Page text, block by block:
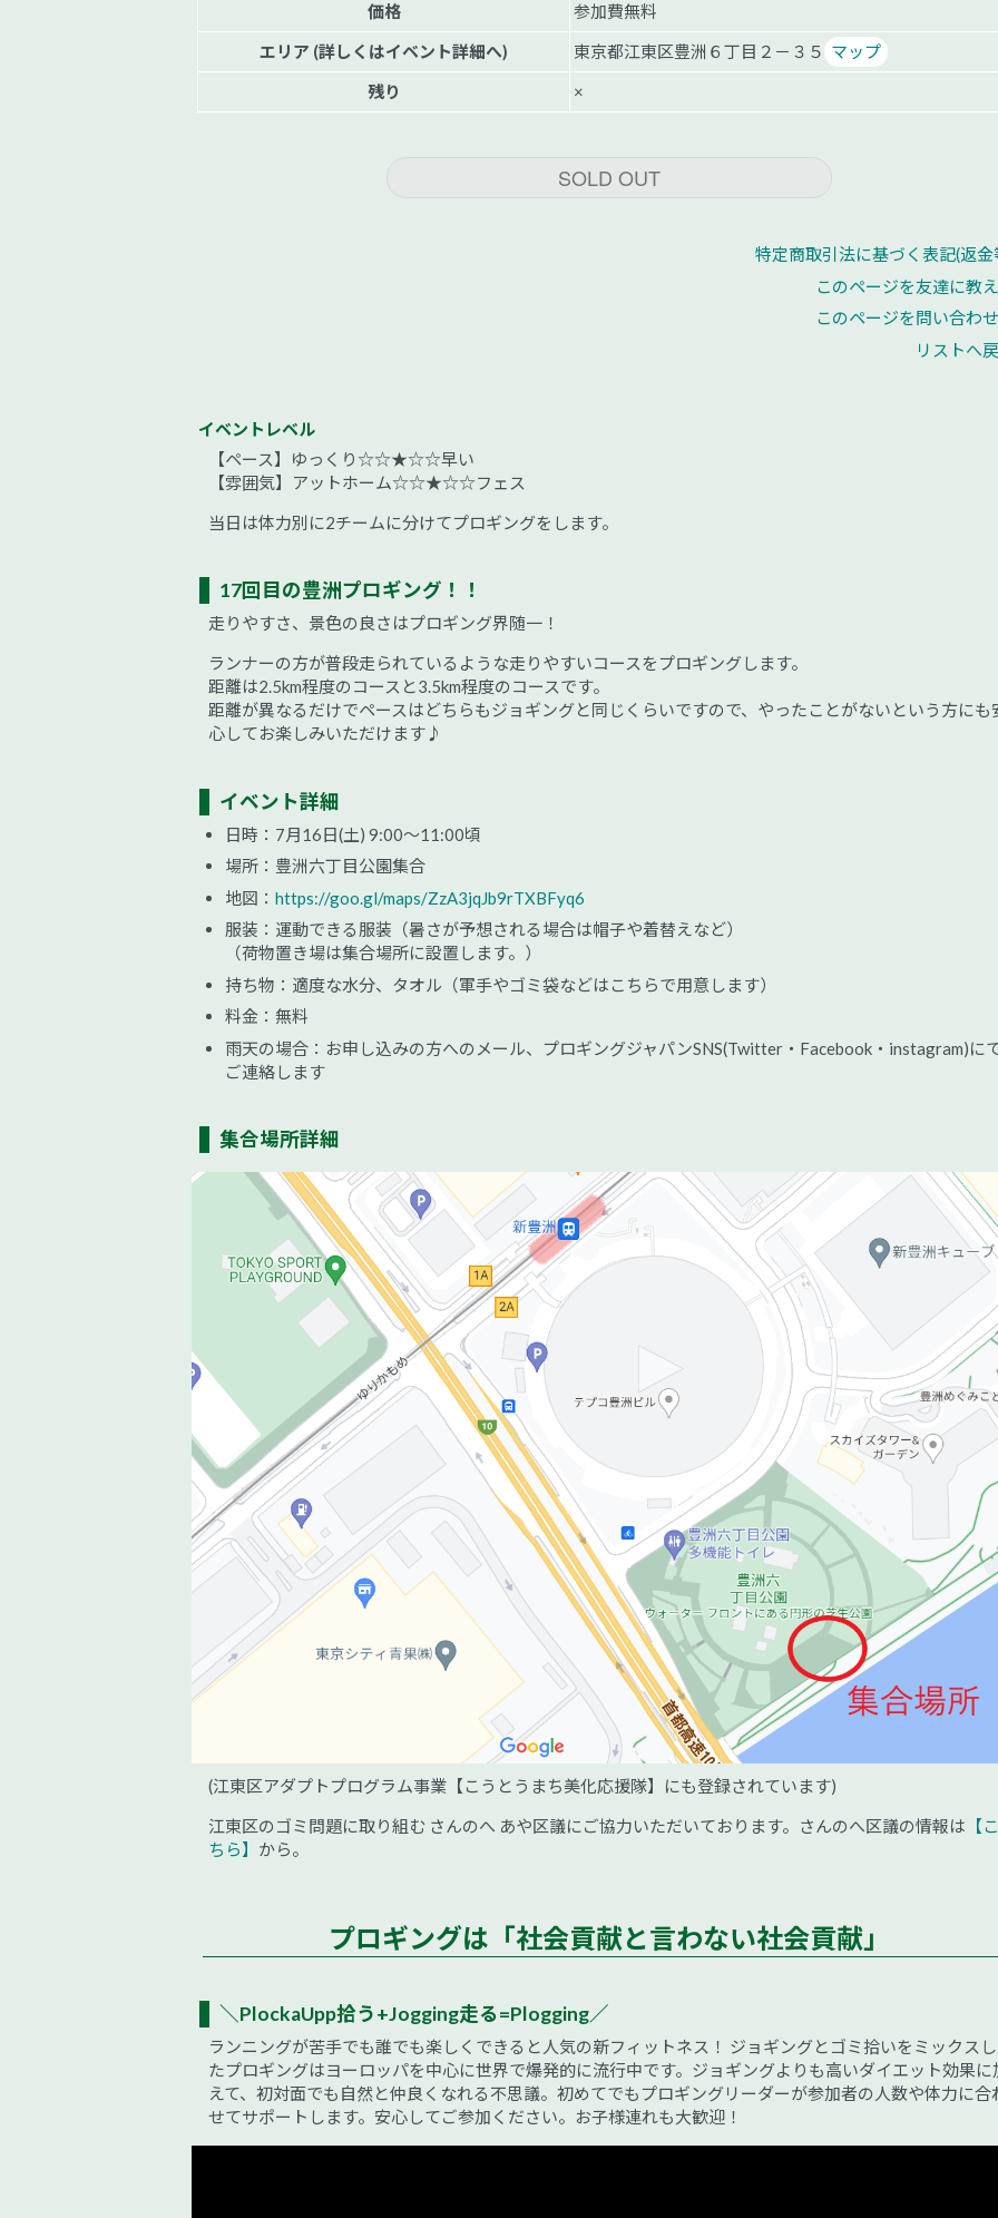
価格
参加費無料
エリア (詳しくはイベント詳細へ)
東京都江東区豊洲６丁目２－３５ マップ
残り
×
SOLD OUT
特定商取引法に基づく表記(返金
このページを友達に教
このページを問い合わ
リストへ
イベントレベル
【ペース】ゆっくり☆☆★☆☆早い
【雰囲気】アットホーム☆☆★☆☆フェス
当日は体力別に2チームに分けてプロギングをします。
17回目の豊洲プロギング！！
走りやすさ、景色の良さはプロギング界随一！
ランナーの方が普段走られているような走りやすいコースをプロギングします。
距離は2.5km程度のコースと3.5km程度のコースです。
距離が異なるだけでペースはどちらもジョギングと同じくらいですので、やったことがないという方にも
心してお楽しみいただけます♪
イベント詳細
日時：7月16日(土) 9:00～11:00頃
場所：豊洲六丁目公園集合
地図： https://goo.gl/maps/ZzA3jqJb9rTXBFyq6
服装：運動できる服装（暑さが予想される場合は帽子や着替えなど）
（荷物置き場は集合場所に設置します。）
持ち物：適度な水分、タオル（軍手やゴミ袋などはこちらで用意します）
料金：無料
雨天の場合：お申し込みの方へのメール、プロギングジャパンSNS(Twitter・Facebook・instagram)に
ご連絡します
集合場所詳細
(江東区アダプトプログラム事業【こうとうまち美化応援隊】にも登録されています)
江東区のゴミ問題に取り組む さんのへ あや区議にご協力いただいております。さんのへ区議の情報は 【こ
ちら】 から。
プロギングは「社会貢献と言わない社会貢献」
＼PlockaUpp拾う+Jogging走る=Plogging／
ランニングが苦手でも誰でも楽しくできると人気の新フィットネス！ ジョギングとゴミ拾いをミックスし
たプロギングはヨーロッパを中心に世界で爆発的に流行中です。ジョギングよりも高いダイエット効果に
えて、初対面でも自然と仲良くなれる不思議。初めてでもプロギングリーダーが参加者の人数や体力に合
せてサポートします。安心してご参加ください。お子様連れも大歓迎！